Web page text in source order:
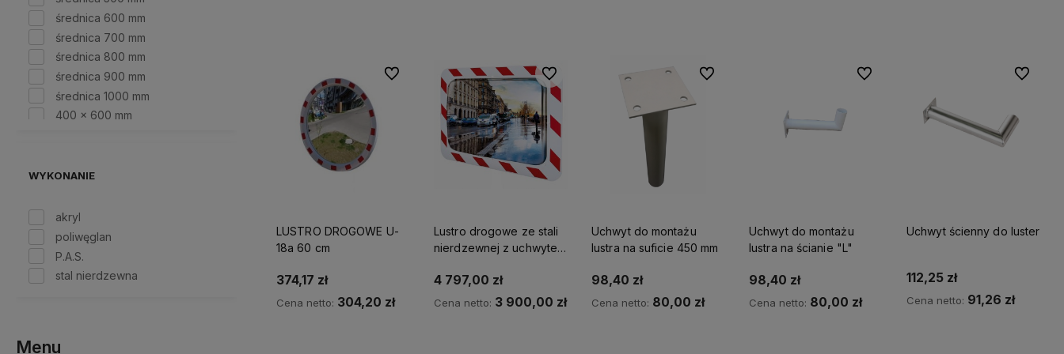
średnica 600 mm
średnica 700 mm
średnica 800 mm
średnica 900 mm
średnica 1000 mm
400 x 600 mm
WYKONANIE
akryl
poliwęglan
P.A.S.
stal nierdzewna
Menu
LUSTRO DROGOWE U-
18a 60 cm
374,17 zł
Cena netto: 304,20 zł
Do ulubionych
Lustro drogowe ze stali
nierdzewnej z uchwytem
czerwoną ramą 600 x
800 mm
4 797,00 zł
Cena netto: 3 900,00 zł
Do ulubionych
Uchwyt do montażu
lustra na suficie 450 mm
98,40 zł
Cena netto: 80,00 zł
Do ulubionych
Uchwyt do montażu
lustra na ścianie "L"
98,40 zł
Cena netto: 80,00 zł
Do ulubionych
Uchwyt ścienny do luster
112,25 zł
Cena netto: 91,26 zł
Do